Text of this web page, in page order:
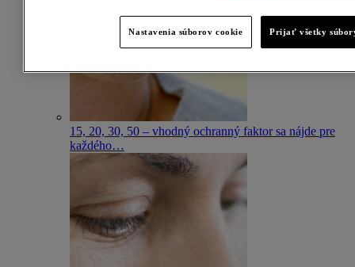
15, 20, 30, 50 – vhodný ochranný faktor sa nájde pre
každého…
Nastavenia súborov cookie Prijať všetky